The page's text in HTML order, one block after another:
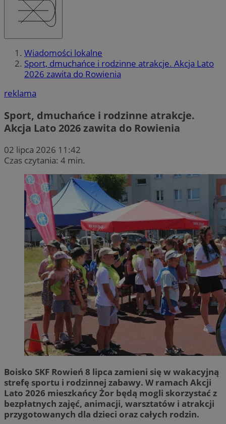
Wiadomości lokalne
Sport, dmuchańce i rodzinne atrakcje. Akcja Lato
2026 zawita do Rowienia
reklama
Sport, dmuchańce i rodzinne atrakcje.
Akcja Lato 2026 zawita do Rowienia
02 lipca 2026 11:42
Czas czytania: 4 min.
Boisko SKF Rowień 8 lipca zamieni się w wakacyjną
strefę sportu i rodzinnej zabawy. W ramach Akcji
Lato 2026 mieszkańcy Żor będą mogli skorzystać z
bezpłatnych zajęć, animacji, warsztatów i atrakcji
przygotowanych dla dzieci oraz całych rodzin.